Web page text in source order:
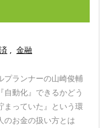
, 金融
プランナーの山崎俊輔
動化』できるかどう
まっていた』という環
のお金の扱い方とは